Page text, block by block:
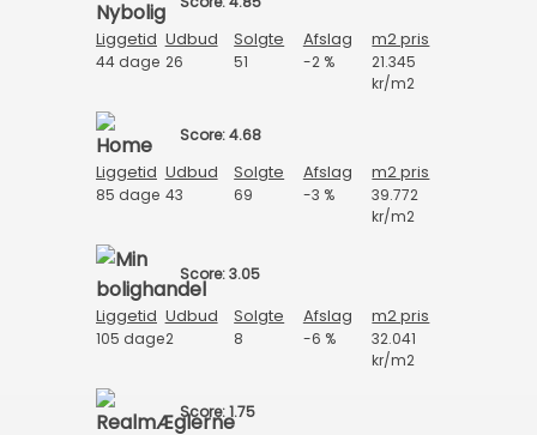
Liggetid Udbud Solgte Afslag m2 pris
44 dage 26 51 -2 %
21.345
kr/m2
Score: 4.68
Liggetid Udbud Solgte Afslag m2 pris
85 dage 43 69 -3 %
39.772
kr/m2
Score: 3.05
Liggetid Udbud Solgte Afslag m2 pris
105 dage2 8 -6 %
32.041
kr/m2
Score: 1.75